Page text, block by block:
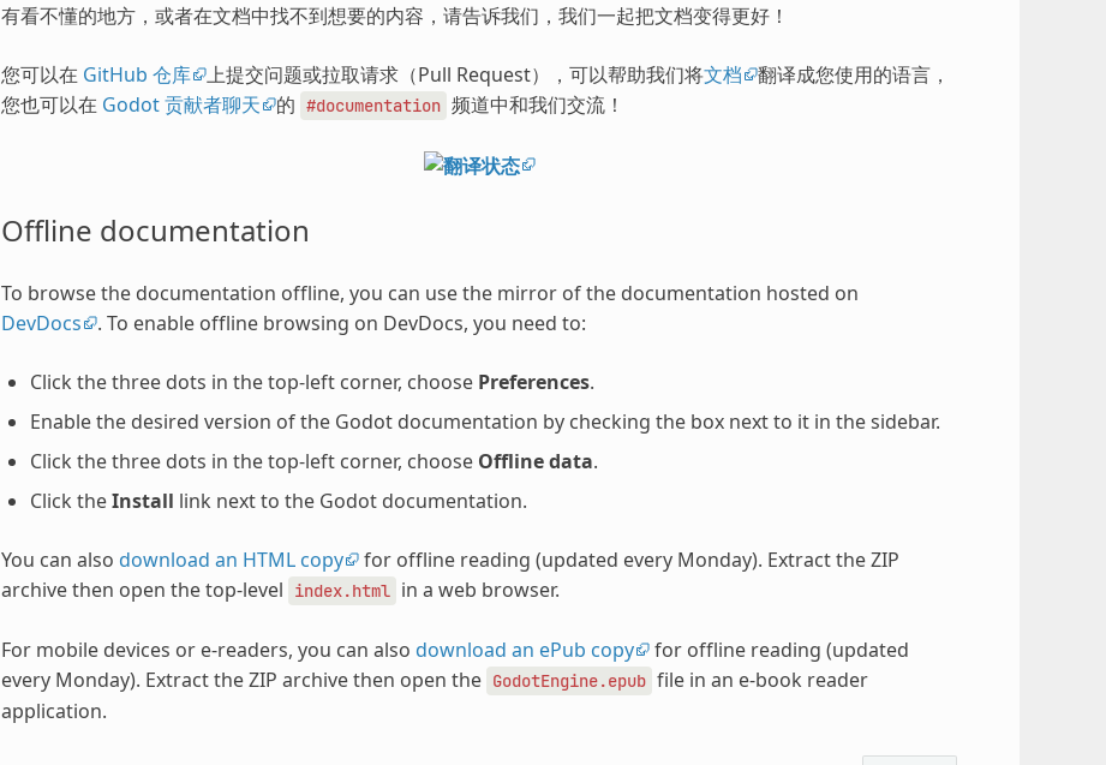
有看不懂的地方，或者在文档中找不到想要的内容，请告诉我们，我们一起把文档变得更好！
您可以在 GitHub 仓库 上提交问题或拉取请求（Pull Request），可以帮助我们将文档
翻译成您使用的语言，
您也可以在 Godot 贡献者聊天 的 #documentation 频道中和我们交流！
Offline documentation
To browse the documentation offline, you can use the mirror of the documentation hosted on
DevDocs
. To enable offline browsing on DevDocs, you need to:
Click the three dots in the top-left corner, choose Preferences.
Enable the desired version of the Godot documentation by checking the box next to it in the sidebar.
Click the three dots in the top-left corner, choose Offline data.
Click theInstall link next to the Godot documentation.
You can also download an HTML copy for offline reading (updated every Monday). Extract the ZIP
archive then open the top-level
index.html in a web browser.
For mobile devices or e-readers, you can also download an ePub copy for offline reading (updated
every Monday). Extract the ZIP archive then open the GodotEngine.epub file in an e-book reader
application.